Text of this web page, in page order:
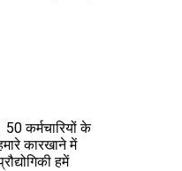
कर्मचारियों के
कारखाने में
हमें